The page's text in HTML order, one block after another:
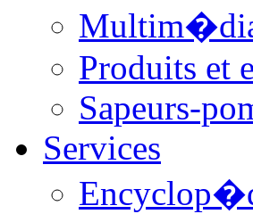
Produits et
Sapeurs-
Services